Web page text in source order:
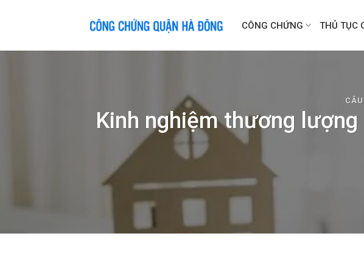
CÔNG CHỨNG THỦ TỤC
Kinh nghiệm thương